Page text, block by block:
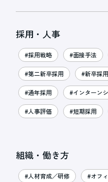
採用・人事
#採用戦略 #面接手法
#第二新卒採用 #新卒採用
#通年採用 #インターン
#人事評価 #短期採用
組織・働き方
#人材育成／研修 #オフ